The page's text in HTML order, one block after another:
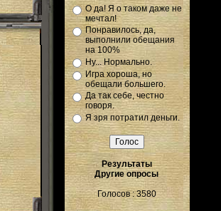
О да! Я о таком даже не
мечтал!
Понравилось, да,
выполнили обещания
на 100%
Ну... Нормально.
Игра хороша, но
обещали большего.
Да так себе, честно
говоря.
Я зря потратил деньги.
Результаты
Другие опросы
Голосов : 3580